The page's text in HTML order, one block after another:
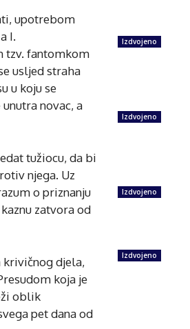
upotrebom
I.
tzv. fantomkom
usljed straha
u koju se
novac, a
tužiocu, da bi
njega. Uz
o priznanju
zatvora od
krivičnog djela,
koja je
oblik
pet dana od
Izdvojeno
Izdvojeno
Izdvojeno
Izdvojeno